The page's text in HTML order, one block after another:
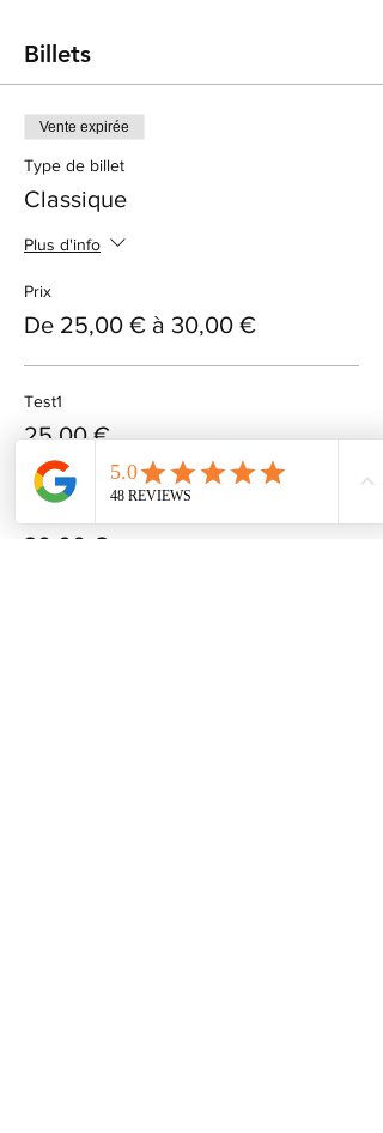
Billets
Vente expirée
Type de billet
Classique
Plus d'info
Prix
De 25,00 € à 30,00 €
Test1
25,00 €
30,00 €